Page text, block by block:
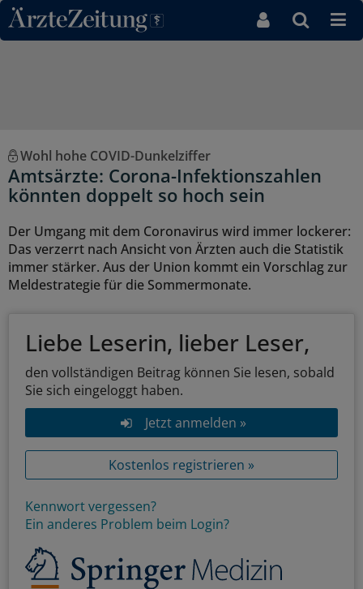
Direkt zum Inhaltsbereich
Wohl hohe COVID-Dunkelziffer
Amtsärzte: Corona-Infektionszahlen
könnten doppelt so hoch sein
Der Umgang mit dem Coronavirus wird immer lockerer:
Das verzerrt nach Ansicht von Ärzten auch die Statistik
immer stärker. Aus der Union kommt ein Vorschlag zur
Meldestrategie für die Sommermonate.
Liebe Leserin, lieber Leser,
den vollständigen Beitrag können Sie lesen, sobald
Sie sich eingeloggt haben.
Jetzt anmelden »
Kostenlos registrieren »
Kennwort vergessen?
Ein anderes Problem beim Login?